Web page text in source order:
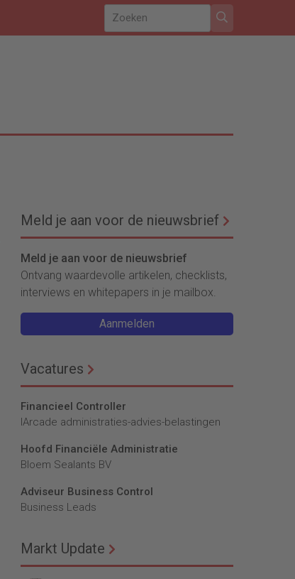
Meld je aan voor de nieuwsbrief
Meld je aan voor de nieuwsbrief
Ontvang waardevolle artikelen, checklists,
interviews en whitepapers in je mailbox.
Aanmelden
Vacatures
Financieel Controller
lArcade administraties-advies-belastingen
Hoofd Financiële Administratie
Bloem Sealants BV
Adviseur Business Control
Business Leads
Markt Update